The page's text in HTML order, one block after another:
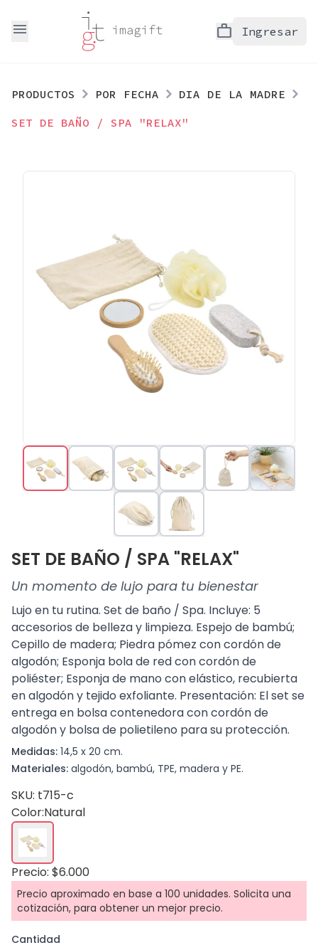
menu work Ingresar
PRODUCTOS POR FECHA
DIA DE LA MADRE
SET DE BAÑO / SPA "RELAX"
SET DE BAÑO / SPA "RELAX"
Un momento de lujo para tu bienestar
Lujo en tu rutina. Set de baño / Spa. Incluye: 5
accesorios de belleza y limpieza. Espejo de bambú;
Cepillo de madera; Piedra pómez con cordón de
algodón; Esponja bola de red con cordón de
poliéster; Esponja de mano con elástico, recubierta
en algodón y tejido exfoliante. Presentación: El set se
entrega en bolsa contenedora con cordón de
algodón y bolsa de polietileno para su protección.
Medidas: 14,5 x 20 cm.
Materiales: algodón, bambú, TPE, madera y PE.
SKU: t715-c
Color:Natural
Precio: $6.000
Precio aproximado en base a 100 unidades. Solicita una
cotización, para obtener un mejor precio.
Cantidad